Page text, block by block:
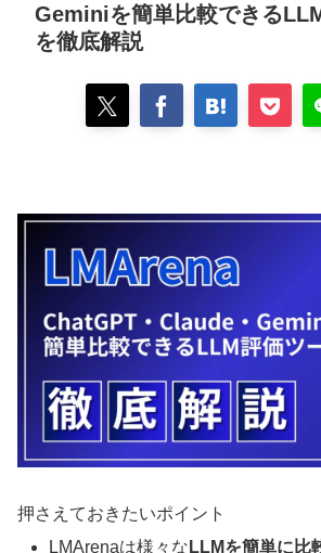
Geminiを簡単比較できる
を徹底解説
押さえておきたいポイント
LMArenaは様々な LLMを簡単に比